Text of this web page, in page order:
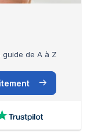
de A à Z